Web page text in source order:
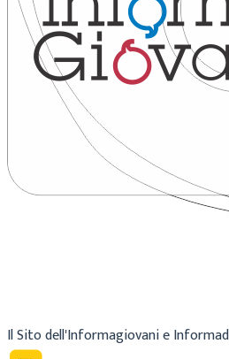
Il Sito dell'Informagiovani e